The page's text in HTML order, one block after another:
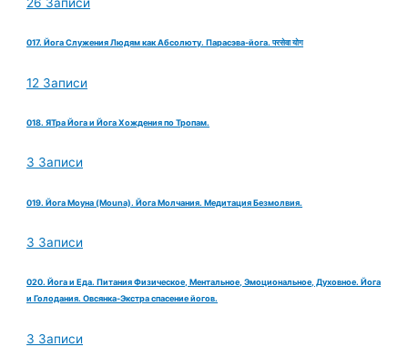
017. Йога Служения Людям как Абсолюту. Парасэва-йога. परसेवा योग
12 Записи
018. ЯТра Йога и Йога Хождения по Тропам.
3 Записи
019. Йога Моуна (Mouna). Йога Молчания. Медитация Безмолвия.
3 Записи
020. Йога и Еда. Питания Физическое, Ментальное, Эмоциональное, Духовное. Йога
и Голодания. Овсянка-Экстра спасение йогов.
3 Записи